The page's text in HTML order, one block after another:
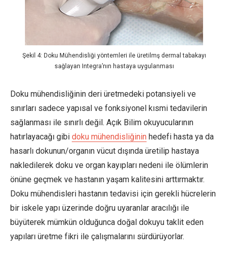
Şekil 4: Doku Mühendisliği yöntemleri ile üretilmş dermal tabakayı
sağlayan Integra’nın hastaya uygulanması
Doku mühendisliğinin deri üretmedeki potansiyeli ve
sınırları sadece yapısal ve fonksiyonel kısmi tedavilerin
sağlanması ile sınırlı değil. Açık Bilim okuyucularının
hatırlayacağı gibi doku mühendisliğinin hedefi hasta ya da
hasarlı dokunun/organın vücut dışında üretilip hastaya
nakledilerek doku ve organ kayıpları nedeni ile ölümlerin
önüne geçmek ve hastanın yaşam kalitesini arttırmaktır.
Doku mühendisleri hastanın tedavisi için gerekli hücrelerin
bir iskele yapı üzerinde doğru uyaranlar aracılığı ile
büyüterek mümkün olduğunca doğal dokuyu taklit eden
yapıları üretme fikri ile çalışmalarını sürdürüyorlar.